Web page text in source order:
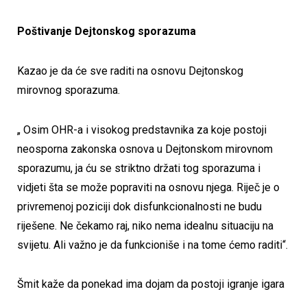
Poštivanje Dejtonskog sporazuma
Kazao je da će sve raditi na osnovu Dejtonskog
mirovnog sporazuma.
„ Osim OHR-a i visokog predstavnika za koje postoji
neosporna zakonska osnova u Dejtonskom mirovnom
sporazumu, ja ću se striktno držati tog sporazuma i
vidjeti šta se može popraviti na osnovu njega. Riječ je o
privremenoj poziciji dok disfunkcionalnosti ne budu
riješene. Ne čekamo raj, niko nema idealnu situaciju na
svijetu. Ali važno je da funkcioniše i na tome ćemo raditi“.
Šmit kaže da ponekad ima dojam da postoji igranje igara